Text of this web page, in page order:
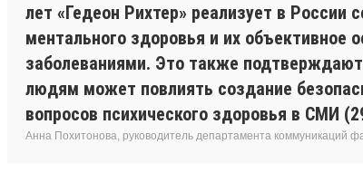
лет «Гедеон Рихтер» реализует в
ментального здоровья и их
заболеваниями. Это также
людям может повлиять создание
вопросов психического здоровья в СМИ
Анна Похитонова, руководитель департамента коммуникаций